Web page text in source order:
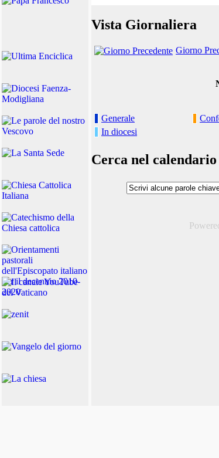
Vista Giornaliera
Giorno
Generale
In diocesi
Cerca nel calendario